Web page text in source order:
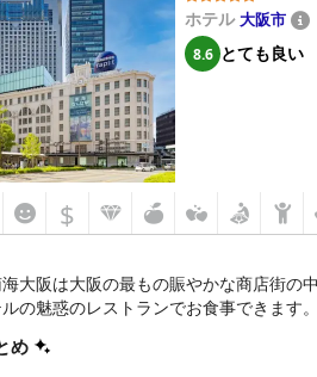
ホテル大阪市
8.6 とても良い
$
大阪は大阪の最もの賑やかな商店街の
の魅惑のレストランでお食事できます。
め